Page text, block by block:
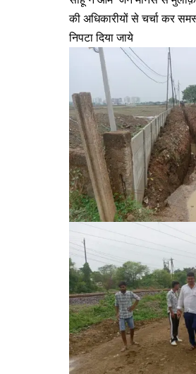
की अधिकारीयों से चर्चा कर
निपटा दिया जाये